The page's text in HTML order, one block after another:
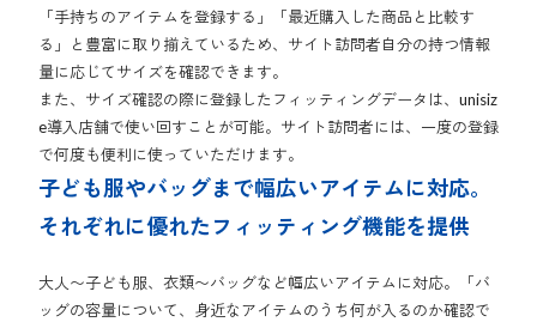
「手持ちのアイテムを登録する」「最近購入した商品と比較す
る」と豊富に取り揃えているため、サイト訪問者自分の持つ情報
量に応じてサイズを確認できます。
また、サイズ確認の際に登録したフィッティングデータは、unisiz
e導入店舗で使い回すことが可能。サイト訪問者には、一度の登録
で何度も便利に使っていただけます。
子ども服やバッグまで幅広いアイテムに対応。
それぞれに優れたフィッティング機能を提供
大人〜子ども服、衣類〜バッグなど幅広いアイテムに対応。「バ
ッグの容量について、身近なアイテムのうち何が入るのか確認で